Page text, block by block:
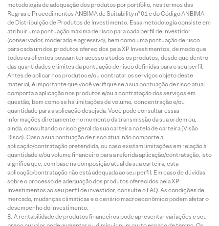
metodologia de adequação dos produtos por portfólio, nos termos das
Regras e Procedimentos ANBIMA de Suitability nº 01 e do Código ANBIMA
de Distribuição de Produtos de Investimento. Essa metodologia consiste em
atribuir uma pontuação máxima de risco para cada perfil de investidor
(conservador, moderado e agressivo), bem como uma pontuação de risco
para cada um dos produtos oferecidos pela XP Investimentos, de modo que
todos os clientes possam ter acesso a todos os produtos, desde que dentro
das quantidades e limites da pontuação de risco definidas para o seu perfil.
Antes de aplicar nos produtos e/ou contratar os serviços objeto deste
material, é importante que você verifique se a sua pontuação de risco atual
comporta a aplicação nos produtos e/ou a contratação dos serviços em
questão, bem como se há limitações de volume, concentração e/ou
quantidade para a aplicação desejada. Você pode consultar essas
informações diretamente no momento da transmissão da sua ordem ou,
ainda, consultando o risco geral da sua carteira na tela de carteira (Visão
Risco). Caso a sua pontuação de risco atual não comporte a
aplicação/contratação pretendida, ou caso existam limitações em relação à
quantidade e/ou volume financeiro para a referida aplicação/contratação, isto
significa que, com base na composição atual da sua carteira, esta
aplicação/contratação não está adequada ao seu perfil. Em caso de dúvidas
sobre o processo de adequação dos produtos oferecidos pela XP
Investimentos ao seu perfil de investidor, consulte o FAQ. As condições de
mercado, mudanças climáticas e o cenário macroeconômico podem afetar o
desempenho do investimento.
A rentabilidade de produtos financeiros pode apresentar variações e seu